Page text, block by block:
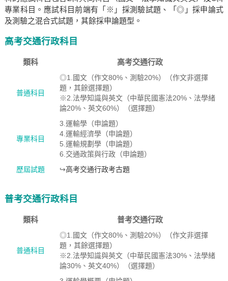
專業科目。應試科目前端有「※」採測驗試題、「◎」採申論式
及測驗之混合式試題，其餘採申論題型。
高考交通行政科目
類科 高考交通行政
普通科目
◎1.國文（作文80%、測驗20%）（作文非選擇
題，其餘選擇題）
※2.法學知識與英文（中華民國憲法20%、法學緒
論20%、英文60%）（選擇題）
專業科目
3.運輸學（申論題）
4.運輸經濟學（申論題）
5.運輸規劃學（申論題）
6.交通政策與行政（申論題）
歷屆試題
↪高考交通行政考古題
普考交通行政科目
類科 普考交通行政
普通科目
◎1.國文（作文80%、測驗20%）（作文非選擇
題，其餘選擇題）
※2.法學知識與英文（中華民國憲法30%、法學緒
論30%、英文40%）（選擇題）